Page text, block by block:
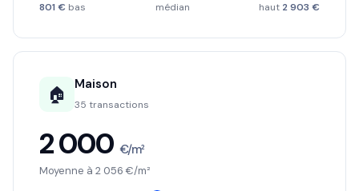
801 € bas médian haut 2 903 €
🏠 Maison
35 transactions
2 000 €/m²
Moyenne à 2 056 €/m²